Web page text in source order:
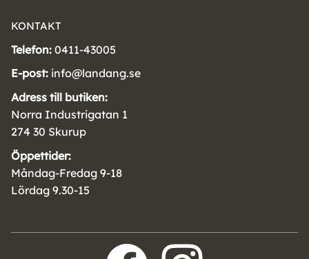
KONTAKT
Telefon: 0411-43005
E-post: info@landang.se
Adress till butiken:
Norra Industrigatan 1
274 30 Skurup
Öppettider:
Måndag-Fredag 9-18
Lördag 9.30-15